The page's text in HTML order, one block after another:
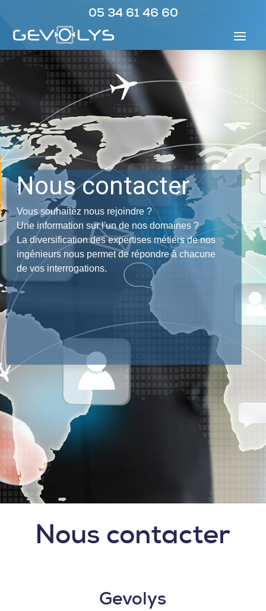
05 34 61 46 60
Nous contacter
Vous souhaitez nous rejoindre ?
Une information sur l'un de nos domaines ?
La diversification des expertises métiers de nos
ingénieurs nous permet de répondre à chacune
de vos interrogations.
Nous contacter
Gevolys